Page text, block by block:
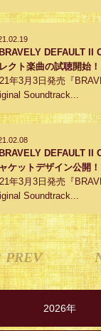
BRAVELY DEFAULT
クト楽曲の試聴開始！
年3月3日発売『
Soundtrack...
BRAVELY DEFAULT
ケットデザイン公開！
年3月3日発売『
Soundtrack...
PREV
2026年